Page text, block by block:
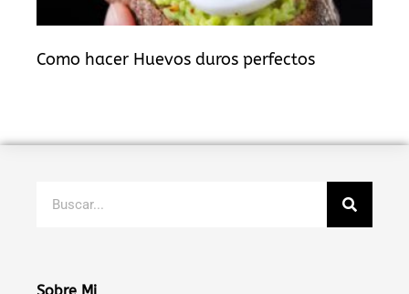
Como hacer Huevos duros perfectos